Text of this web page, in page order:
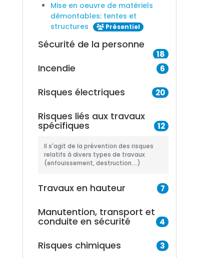
Mise en oeuvre de matériels
démontables: tentes et
structures
Présentiel
Sécurité de la personne
18
Incendie 6
Risques électriques 20
Risques liés aux travaux
spécifiques 12
Il s'agit de la prévention des risques
relatifs à divers types de travaux
(enfouissement, destruction....)
Travaux en hauteur 7
Manutention, transport et
conduite en sécurité 4
Risques chimiques 3